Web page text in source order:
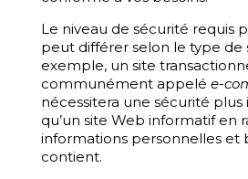
Le niveau de sécurité requis
peut différer selon le type de
exemple, un site
communément appelé e-
nécessitera une sécurité
qu’un site Web informatif en
informations personnelles et
contient.